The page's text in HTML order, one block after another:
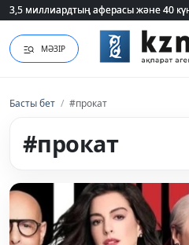
3,5 миллиардтың аферасы және 40
3,5 миллиардтың аферасы және 40
МӘЗІР
Басты бет / #прокат
#прокат